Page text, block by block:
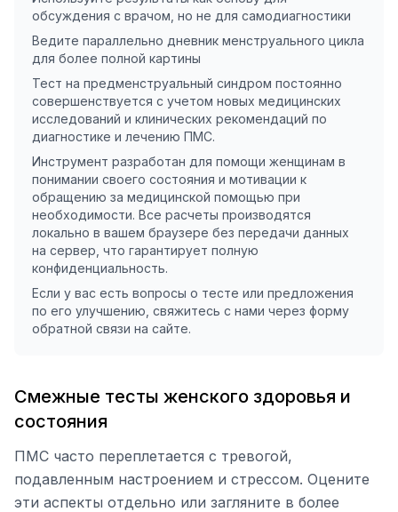
обсуждения с врачом, но не для самодиагностики
Ведите параллельно дневник менструального цикла
для более полной картины
Тест на предменструальный синдром постоянно
совершенствуется с учетом новых медицинских
исследований и клинических рекомендаций по
диагностике и лечению ПМС.
Инструмент разработан для помощи женщинам в
понимании своего состояния и мотивации к
обращению за медицинской помощью при
необходимости. Все расчеты производятся
локально в вашем браузере без передачи данных
на сервер, что гарантирует полную
конфиденциальность.
Если у вас есть вопросы о тесте или предложения
по его улучшению, свяжитесь с нами через форму
обратной связи на сайте.
Смежные тесты женского здоровья и
состояния
ПМС часто переплетается с тревогой,
подавленным настроением и стрессом. Оцените
эти аспекты отдельно или загляните в более